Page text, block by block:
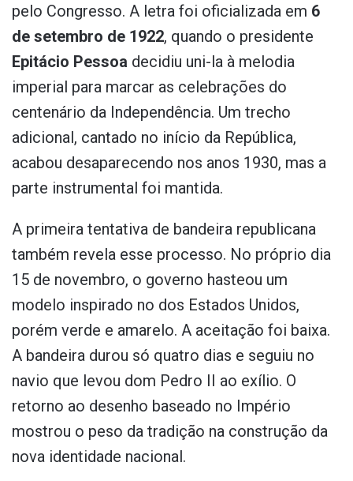
pelo Congresso. A letra foi oficializada em 6
de setembro de 1922, quando o presidente
Epitácio Pessoa decidiu uni-la à melodia
imperial para marcar as celebrações do
centenário da Independência. Um trecho
adicional, cantado no início da República,
acabou desaparecendo nos anos 1930, mas a
parte instrumental foi mantida.
A primeira tentativa de bandeira republicana
também revela esse processo. No próprio dia
15 de novembro, o governo hasteou um
modelo inspirado no dos Estados Unidos,
porém verde e amarelo. A aceitação foi baixa.
A bandeira durou só quatro dias e seguiu no
navio que levou dom Pedro II ao exílio. O
retorno ao desenho baseado no Império
mostrou o peso da tradição na construção da
nova identidade nacional.